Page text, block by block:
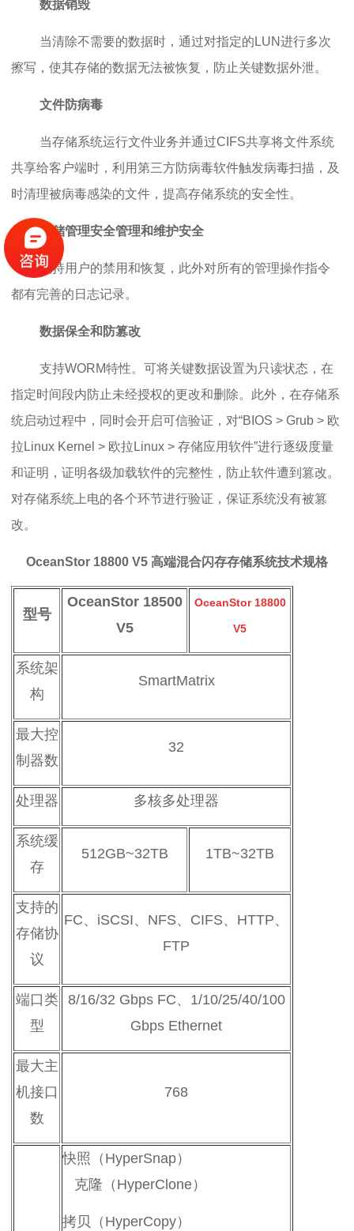
数据销毁
当清除不需要的数据时，通过对指定的LUN进行多次
擦写，使其存储的数据无法被恢复，防止关键数据外泄。
文件防病毒
当存储系统运行文件业务并通过CIFS共享将文件系统
共享给客户端时，利用第三方防病毒软件触发病毒扫描，及
时清理被病毒感染的文件，提高存储系统的安全性。
存储管理安全管理和维护安全
支持用户的禁用和恢复，此外对所有的管理操作指令
都有完善的日志记录。
数据保全和防篡改
支持WORM特性。可将关键数据设置为只读状态，在
指定时间段内防止未经授权的更改和删除。此外，在存储系
统启动过程中，同时会开启可信验证，对“BIOS > Grub > 欧
拉Linux Kernel > 欧拉Linux > 存储应用软件”进行逐级度量
和证明，证明各级加载软件的完整性，防止软件遭到篡改。
对存储系统上电的各个环节进行验证，保证系统没有被篡
改。
OceanStor 18800 V5 高端混合闪存存储系统技术规格
型号
OceanStor 18500
V5
OceanStor 18800
V5
系统架
构
SmartMatrix
最大控
制器数
32
处理器 多核多处理器
系统缓
存
512GB~32TB 1TB~32TB
支持的
存储协
议
FC、iSCSI、NFS、CIFS、HTTP、
FTP
端口类
型
8/16/32 Gbps FC、1/10/25/40/100
Gbps Ethernet
最大主
机接口
数
768
快照（HyperSnap）
克隆（HyperClone）
拷贝（HyperCopy）